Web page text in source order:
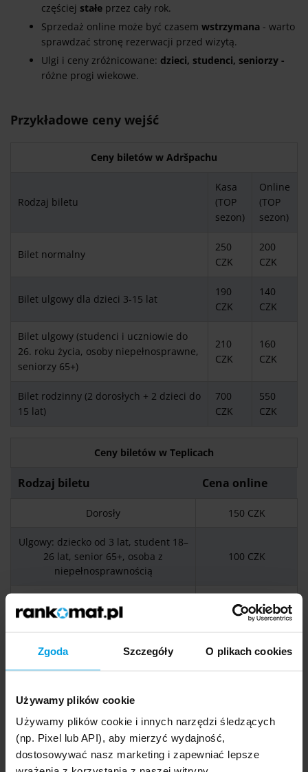
Zgoda Szczegóły O plikach cookies
Używamy plików cookie
Używamy plików cookie i innych narzędzi śledzących
(np. Pixel lub API), aby mierzyć wydajność,
dostosowywać nasz marketing i zapewniać lepsze
częściej stałe przez cały rok.
Sprzedaż online może być czasem wstrzymana - warto
sprawdzać stronę rezerwacji przed wizytą.
Ulgi i ceny zróżnicowane: dzieci, studenci, seniorzy -
różne progi wiekowe.
Przykładowe ceny wejść
Ceny biletów w Adršpachu
Rodzaj biletu
Kasa
(TOP
sezon)
Online
(TOP
sezon)
Bilet normalny
250
CZK
200
CZK
Bilet ulgowy dla dzieci 3-15 lat
190
CZK
140
CZK
Bilet ulgowy (studenci i uczniowie do
26. roku życia, osoby niepełnosprawne,
seniorzy 65+)
210
CZK
160
CZK
Bilet rodzinny (2 dorosłych + 2 dzieci do
15 lat)
700
CZK
550
CZK
Ceny biletów w Teplicach
Rodzaj biletu Cena online
Dorosły 150 CZK
Ulgowy: dziecko od 3 lat, student 18–
26 lat, senior 65+, osoba z
niepełnosprawnością
100 CZK
Dziecko poniżej 3 lat
brak opłaty
*stan na czerwiec 2026